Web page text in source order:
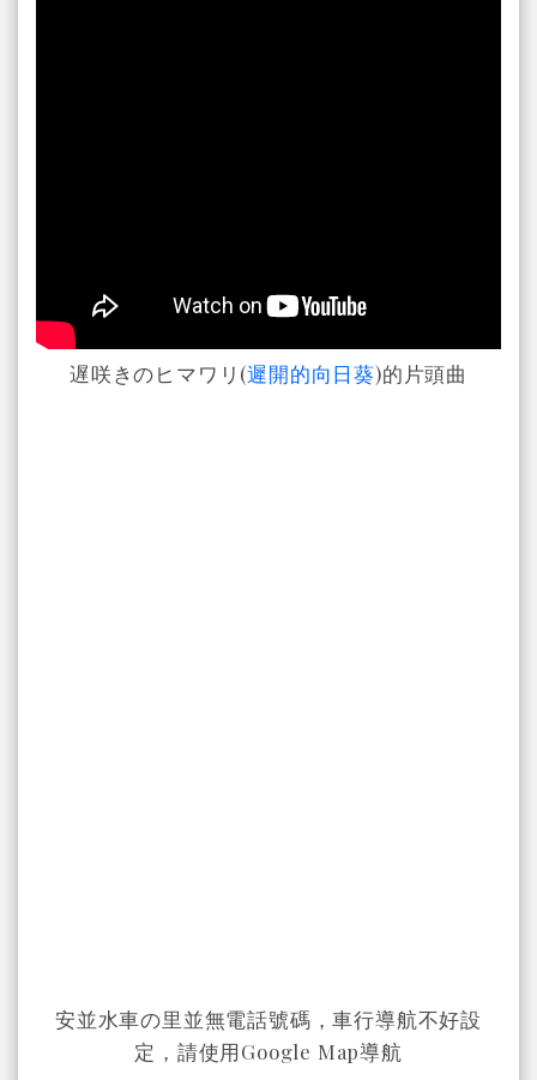
遅咲きのヒマワリ(遲開的向日葵)的片頭曲
安並水車の里並無電話號碼，車行導航不好設
定，請使用Google Map導航